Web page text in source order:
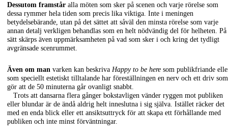
Dessutom framstår alla möten som sker på scenen och varje rörelse som
dessa rymmer hela tiden som precis lika viktiga. Inte i meningen
betydelsebärande, utan på det sättet att såväl den minsta rörelse som varje
annan detalj verkligen behandlas som en helt nödvändig del för helheten. På
sätt skärps även uppmärksamheten på vad som sker i och kring det tydligt
avgränsade scenrummet.
Även om man varken kan beskriva Happy to be here som publikfriande
som speciellt estetiskt tilltalande har föreställningen en nerv och ett driv som
gör att de 50 minuterna går ovanligt snabbt.
Trots att dansarna flera gånger bokstavligen vänder ryggen mot publiken
eller blundar är de ändå aldrig helt inneslutna i sig själva. Istället räcker det
med en enda blick eller ett ansiktsuttryck för att skapa ett förhållande med
publiken och inte minst förväntningar.